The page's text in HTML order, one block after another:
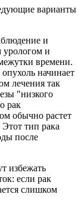
варианты
и
урологом и
времени.
начинает
лечения так
"низкого
рак
обычно растет
тип рака
после
избежать
если рак
слишком